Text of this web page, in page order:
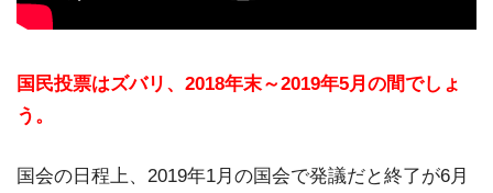
国民投票はズバリ、2018年末～2019年5月の間でしょ
う。
国会の日程上、2019年1月の国会で発議だと終了が6月